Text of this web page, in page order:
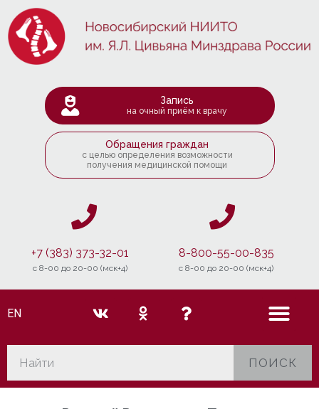
Запись
на очный приём к врачу
Обращения граждан
с целью определения возможности
получения медицинской помощи
+7 (383) 373-32-01
c 8-00 до 20-00 (мск+4)
8-800-55-00-835
c 8-00 до 20-00 (мск+4)
EN
ПОИСК